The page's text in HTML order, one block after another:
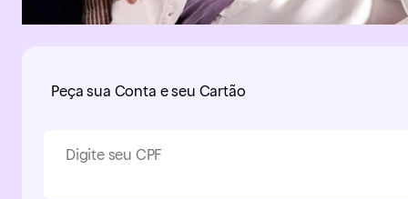
Peça sua Conta e seu Cartão
Digite seu CPF